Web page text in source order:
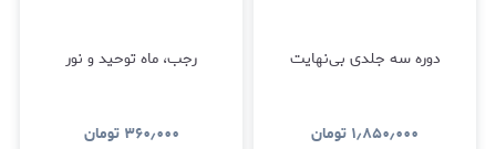
دوره سه جلدی بی‌نهایت
۱٫۸۵۰٫۰۰۰ تومان
رجب،‌ ماه توحید و نور
۳۶۰٫۰۰۰ تومان